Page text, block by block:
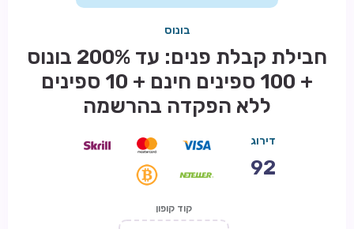
בונוס
חבילת קבלת פנים: עד 200% בונוס
+ 100 ספינים חינם + 10 ספינים
ללא הפקדה בהרשמה
דירוג
92
קוד קופון